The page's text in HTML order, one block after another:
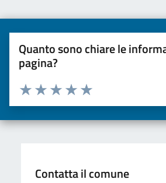
Quanto sono chiare le
pagina?
Valuta da 1 a 5 stelle la pagina
Valuta 5 stelle su 5
Valuta 4 stelle su 5
Valuta 3 stelle su 5
Valuta 2 stelle su 5
Valuta una stella su 5
Contatta il comune